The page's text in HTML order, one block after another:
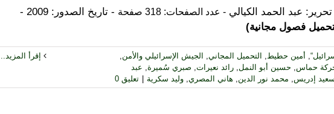
عبد الحمد الكيالي - عدد الصفحات: 318 صفحة
- تاريخ الصدور: 2009 -
فصول مجانية)
أمين حطيط التحميل المجاني الجيش الإسرائيلي والأمن
حماس حسين أبو النمل رائد نعيرات صبري سُميرة
عبد
إدريس محمد نور الدين هاني المصري وليد سكرية تعليق 0
إقرأ المزيد...